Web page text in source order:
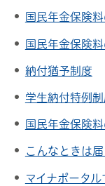
国民年金保険
国民年金保険
納付猶予制度
学生納付特例制
国民年金保険
こんなときは
マイナポータ